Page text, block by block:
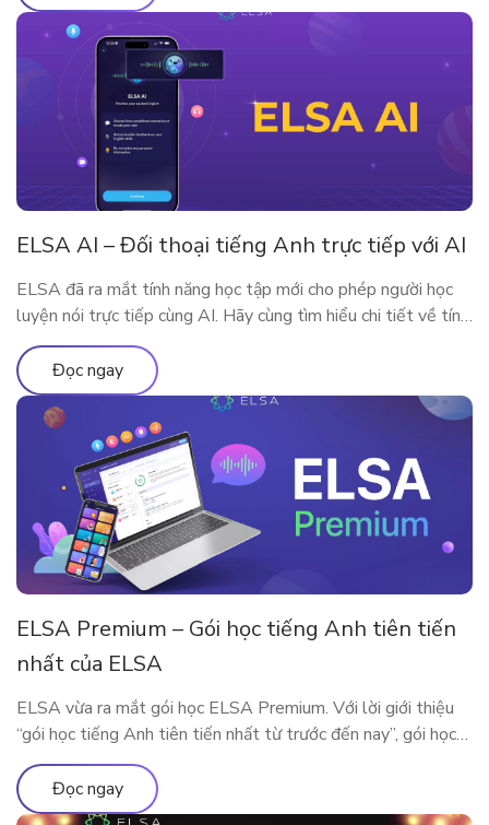
ELSA AI – Đối thoại tiếng Anh trực tiếp với AI
ELSA đã ra mắt tính năng học tập mới cho phép người học
luyện nói trực tiếp cùng AI. Hãy cùng tìm hiểu chi tiết về tính
năng qua bài viết
Đọc ngay
ELSA Premium – Gói học tiếng Anh tiên tiến
nhất của ELSA
ELSA vừa ra mắt gói học ELSA Premium. Với lời giới thiệu
“gói học tiếng Anh tiên tiến nhất từ trước đến nay”, gói học
này bao gồm những gì?
Đọc ngay